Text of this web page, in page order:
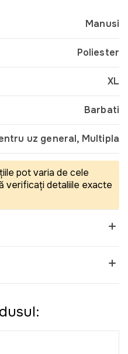
Manusi
Poliester
XL
Barbati
uz general, Multipla
pot varia de cele
verificați detaliile exacte